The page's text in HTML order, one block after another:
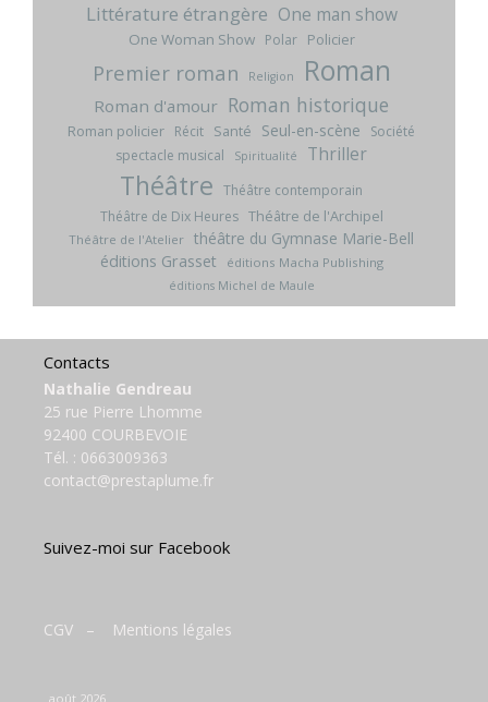
Littérature étrangère One man show
One Woman Show Polar Policier
Premier roman Religion Roman
Roman d'amour Roman historique
Roman policier Récit Santé Seul-en-scène
Société
spectacle musical
Spiritualité Thriller
Théâtre Théâtre contemporain
Théâtre de Dix Heures Théâtre de l'Archipel
Théâtre de l'Atelier théâtre du Gymnase Marie-Bell
éditions Grasset
éditions Macha Publishing
éditions Michel de Maule
Contacts
Nathalie Gendreau
25 rue Pierre Lhomme
92400 COURBEVOIE
Tél. : 0663009363
contact@prestaplume.fr
Suivez-moi sur Facebook
CGV – Mentions légales
août 2026